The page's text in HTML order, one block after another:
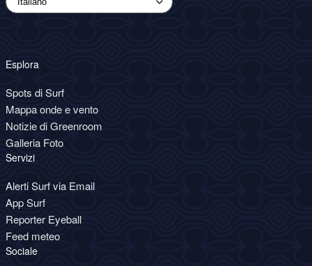
Esplora
Spots di Surf
Mappa onde e vento
Notizie di Greenroom
Galleria Foto
Servizi
Alerti Surf via Email
App Surf
Reporter Eyeball
Feed meteo
Sociale